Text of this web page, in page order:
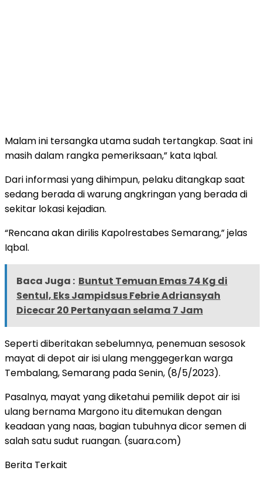
Malam ini tersangka utama sudah tertangkap. Saat ini
masih dalam rangka pemeriksaan,” kata Iqbal.
Dari informasi yang dihimpun, pelaku ditangkap saat
sedang berada di warung angkringan yang berada di
sekitar lokasi kejadian.
“Rencana akan dirilis Kapolrestabes Semarang,” jelas
Iqbal.
Baca Juga : Buntut Temuan Emas 74 Kg di
Sentul, Eks Jampidsus Febrie Adriansyah
Dicecar 20 Pertanyaan selama 7 Jam
Seperti diberitakan sebelumnya, penemuan sesosok
mayat di depot air isi ulang menggegerkan warga
Tembalang, Semarang pada Senin, (8/5/2023).
Pasalnya, mayat yang diketahui pemilik depot air isi
ulang bernama Margono itu ditemukan dengan
keadaan yang naas, bagian tubuhnya dicor semen di
salah satu sudut ruangan. (suara.com)
Berita Terkait